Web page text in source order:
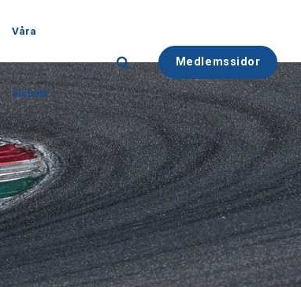
Våra
distrikt
Medlemssidor